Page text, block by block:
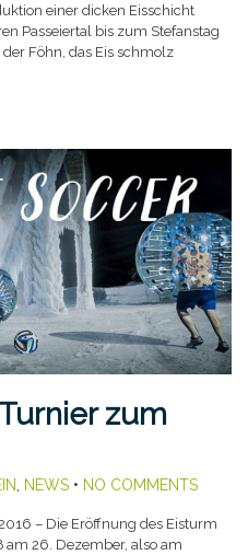
einer dicken Eisschicht
Passeiertal bis zum Stefanstag
Föhn, das Eis schmolz
zum
, NEWS • NO COMMENTS
– Die Eröffnung des Eisturm
26. Dezember, also am